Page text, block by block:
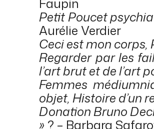
Faupin
Petit Poucet
Aurélie Verdier
Ceci est mon corps,
Regarder par les
l’art brut et de l’art
Femmes
objet, Histoire d’un
Donation Bruno
» ? – Barbara